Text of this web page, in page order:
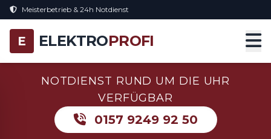
Meisterbetrieb & 24h Notdienst
E ELEKTROPROFI
NOTDIENST RUND UM DIE UHR
VERFÜGBAR
0157 9249 92 50